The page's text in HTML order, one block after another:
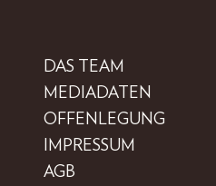
DAS TEAM
MEDIADATEN
OFFENLEGUNG
IMPRESSUM
AGB